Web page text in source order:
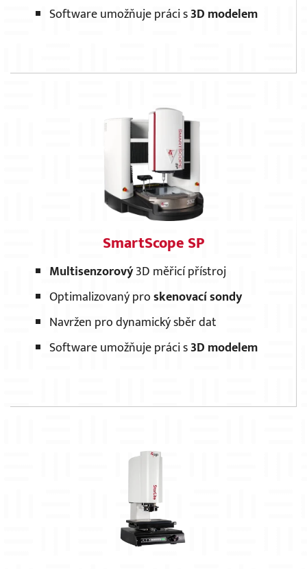
Software umožňuje práci s3D modelem
SmartScope SP
Multisenzorový3D měřicí přístroj
Optimalizovaný proskenovací sondy
Navržen pro dynamický sběr dat
Software umožňuje práci s3D modelem